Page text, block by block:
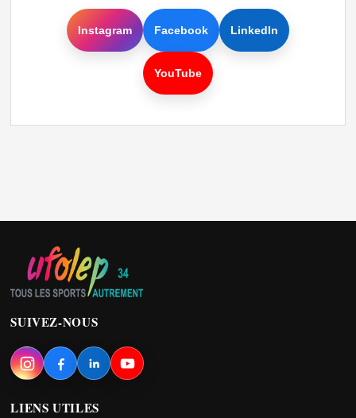
Instagram Facebook LinkedIn
YouTube
SUIVEZ-NOUS
LIENS UTILES